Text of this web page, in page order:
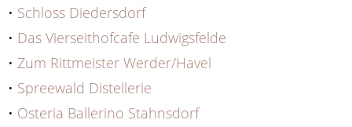
• Schloss Diedersdorf
• Das Vierseithofcafe Ludwigsfelde
• Zum Rittmeister Werder/Havel
• Spreewald Distellerie
• Osteria Ballerino Stahnsdorf